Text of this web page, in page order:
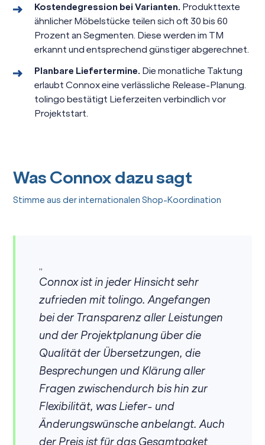
Kostendegression bei Varianten. Produkttexte
ähnlicher Möbelstücke teilen sich oft 30 bis 60
Prozent an Segmenten. Diese werden im TM
erkannt und entsprechend günstiger abgerechnet.
Planbare Liefertermine. Die monatliche Taktung
erlaubt Connox eine verlässliche Release-Planung.
tolingo bestätigt Lieferzeiten verbindlich vor
Projektstart.
Was Connox dazu sagt
Stimme aus der internationalen Shop-Koordination
„
Connox ist in jeder Hinsicht sehr
zufrieden mit tolingo. Angefangen
bei der Transparenz aller Leistungen
und der Projektplanung über die
Qualität der Übersetzungen, die
Besprechungen und Klärung aller
Fragen zwischendurch bis hin zur
Flexibilität, was Liefer- und
Änderungswünsche anbelangt. Auch
der Preis ist für das Gesamtpaket